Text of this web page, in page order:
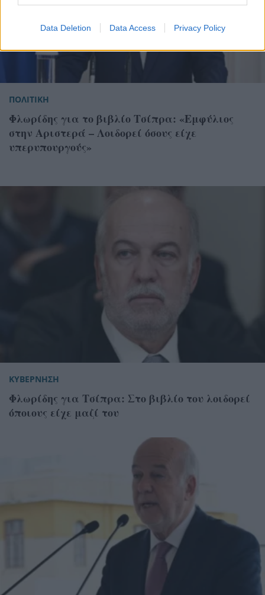
Data Deletion Data Access Privacy Policy
ΠΟΛΙΤΙΚΗ
Φλωρίδης για το βιβλίο Τσίπρα: «Εμφύλιος
στην Αριστερά – Λοιδορεί όσους είχε
υπερυπουργούς»
ΚΥΒΕΡΝΗΣΗ
Φλωρίδης για Τσίπρα: Στο βιβλίο του λοιδορεί
όποιους είχε μαζί του